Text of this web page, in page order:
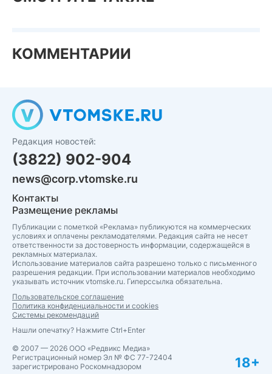
КОММЕНТАРИИ
Редакция новостей:
(3822) 902-904
news@corp.vtomske.ru
Контакты
Размещение рекламы
Публикации с пометкой «Реклама» публикуются на коммерческих
условиях и оплачены рекламодателями. Редакция сайта не несет
ответственности за достоверность информации, содержащейся в
рекламных материалах.
Использование материалов сайта разрешено только с письменного
разрешения редакции. При использовании материалов необходимо
указывать источник vtomske.ru. Гиперссылка обязательна.
Пользовательское соглашение
Политика конфиденциальности и cookies
Системы рекомендаций
Нашли опечатку? Нажмите Ctrl+Enter
© 2007 — 2026 ООО «Редвикс Медиа»
Регистрационный номер Эл № ФС 77-72404
зарегистрировано Роскомнадзором
18+